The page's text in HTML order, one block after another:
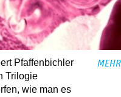
Pfaffenbichler
Trilogie
wie man es
MEHR